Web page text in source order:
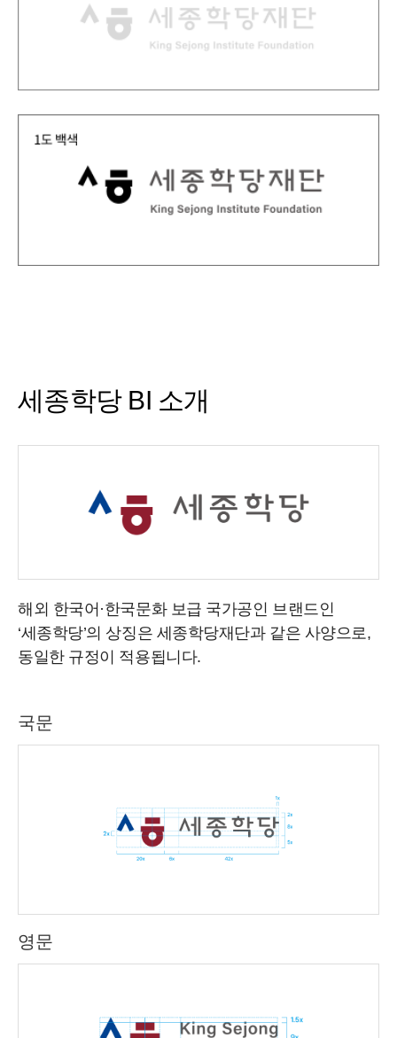
세종학당 BI 소개
해외 한국어·한국문화 보급 국가공인 브랜드인
‘세종학당’의 상징은 세종학당재단과 같은 사양으로,
동일한 규정이 적용됩니다.
국문
영문